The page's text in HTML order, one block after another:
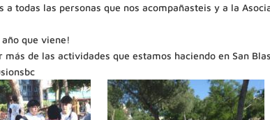
a todas las personas que nos acompañasteis y a la
año que viene!
más de las actividades que estamos haciendo en San